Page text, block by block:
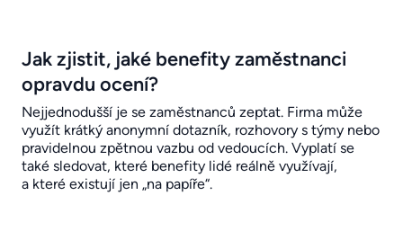
Jak zjistit, jaké benefity zaměstnanci
opravdu ocení?
Nejjednodušší je se zaměstnanců zeptat. Firma může
využít krátký anonymní dotazník, rozhovory s týmy nebo
pravidelnou zpětnou vazbu od vedoucích. Vyplatí se
také sledovat, které benefity lidé reálně využívají,
a které existují jen „na papíře“.